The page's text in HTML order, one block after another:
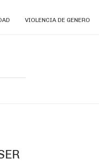
VIOLENCIA DE GENERO